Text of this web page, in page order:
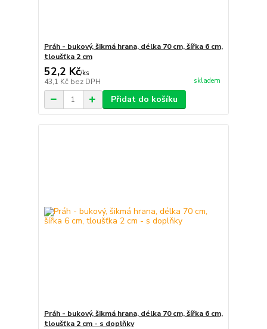
Práh - bukový, šikmá hrana, délka 70 cm, šířka 6 cm,
tloušťka 2 cm
52,2 Kč/ks
43,1 Kč bez DPH skladem
Přidat do košíku
Práh - bukový, šikmá hrana, délka 70 cm, šířka 6 cm,
tloušťka 2 cm - s doplňky